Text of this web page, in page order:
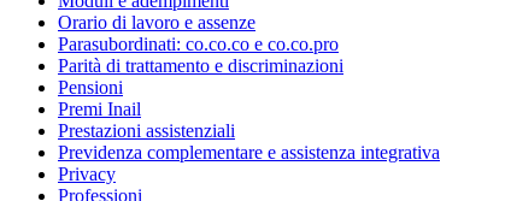
Orario di lavoro e assenze
Parasubordinati: co.co.co e co.co.pro
Parità di trattamento e discriminazioni
Pensioni
Premi Inail
Prestazioni assistenziali
Previdenza complementare e assistenza integrativa
Privacy
Professioni